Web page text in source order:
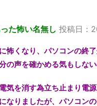
た怖い名無し 投稿日：
怖くなり、パソコンの終
の声を確かめる気もしな
気を消す為立ち止まり電
なりましたが、パソコン